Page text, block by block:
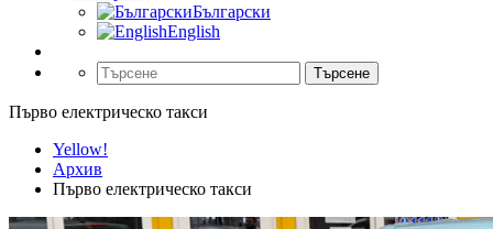
Български
English
Търсене
Първо електрическо такси
Yellow!
Архив
Първо електрическо такси